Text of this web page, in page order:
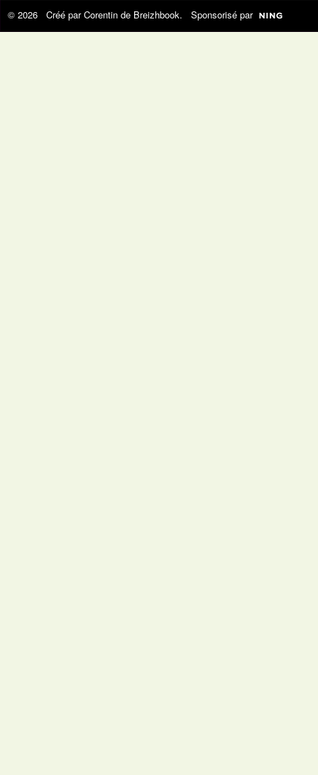
© 2026 Créé parCorentin de Breizhbook. Sponsorisé par